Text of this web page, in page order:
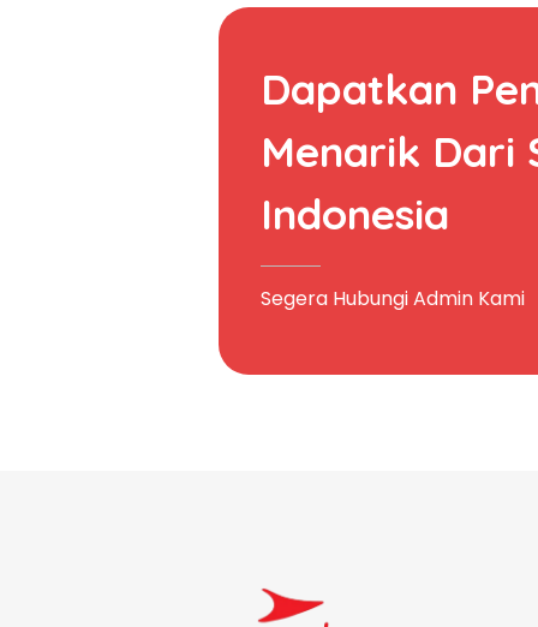
Dapatkan
Menarik Dari
Indonesia
Segera Hubungi Admin Kami